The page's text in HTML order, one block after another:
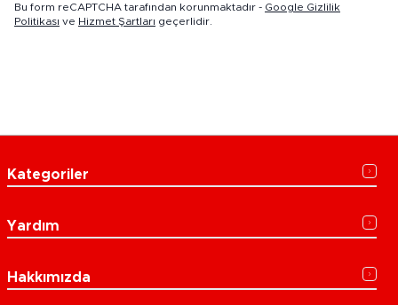
Bu form reCAPTCHA tarafından korunmaktadır - Google Gizlilik
Politikası ve Hizmet Şartları geçerlidir.
Kategoriler
Yardım
Hakkımızda